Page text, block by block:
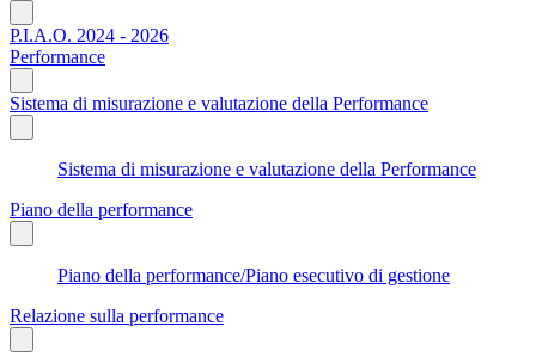
P.I.A.O. 2024 - 2026
Performance
Sistema di misurazione e valutazione della Performance
Sistema di misurazione e valutazione della Performance
Piano della performance
Piano della performance/Piano esecutivo di gestione
Relazione sulla performance